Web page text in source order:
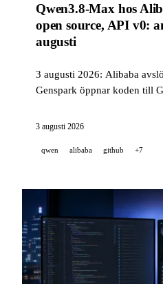
Qwen3.8-Max hos
open source, API v0:
augusti
3 augusti 2026: Alibaba
Genspark öppnar koden till
Sakana AI, MiniMax H3 och
3 augusti 2026
qwen alibaba github +7